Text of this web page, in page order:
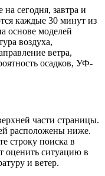
сегодня, завтра и
каждые 30 минут из
основе моделей
воздуха,
ветра,
осадков, УФ-
части страницы.
расположены ниже.
строку поиска в
оценить ситуацию в
и ветер.